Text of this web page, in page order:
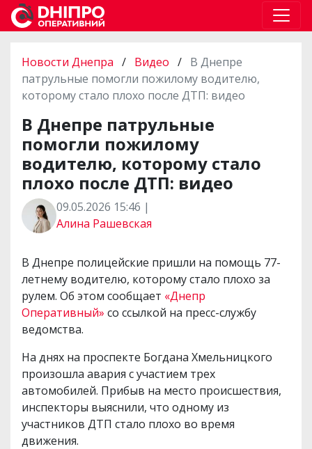
Новости Днепра / Видео / В Днепре
патрульные помогли пожилому водителю,
которому стало плохо после ДТП: видео
В Днепре патрульные
помогли пожилому
водителю, которому стало
плохо после ДТП: видео
09.05.2026 15:46 |
Алина Рашевская
В Днепре полицейские пришли на помощь 77-
летнему водителю, которому стало плохо за
рулем. Об этом сообщает «Днепр
Оперативный» со ссылкой на пресс-службу
ведомства.
На днях на проспекте Богдана Хмельницкого
произошла авария с участием трех
автомобилей. Прибыв на место происшествия,
инспекторы выяснили, что одному из
участников ДТП стало плохо во время
движения.